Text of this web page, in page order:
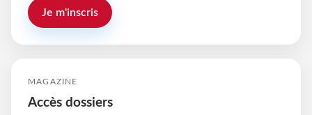
Je m'inscris
MAGAZINE
Accès dossiers